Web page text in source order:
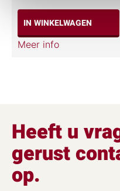
IN WINKELWAGEN
Meer info
Heeft u
gerust
op.